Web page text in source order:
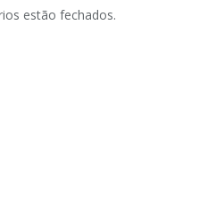
estão fechados.